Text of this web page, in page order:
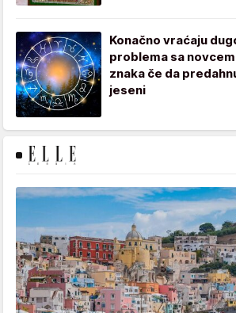
Konačno vraćaju
problema sa
znaka če da
jeseni